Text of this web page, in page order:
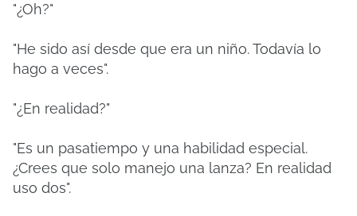
"¿Oh?"
"He sido así desde que era un niño. Todavía lo
hago a veces".
"¿En realidad?"
"Es un pasatiempo y una habilidad especial.
¿Crees que solo manejo una lanza? En realidad
uso dos".